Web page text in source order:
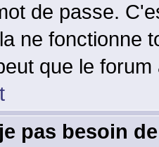
de passe.
ne fonctionne
que le
pas besoin